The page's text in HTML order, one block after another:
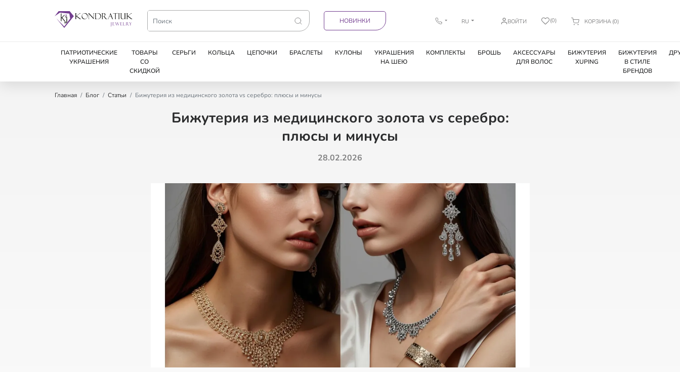
НОВИНКИ RU ВОЙТИ (0) КОРЗИНА (0)
ПАТРИОТИЧЕСКИЕ
УКРАШЕНИЯ
ТОВАРЫ
СО
СКИДКОЙ
СЕРЬГИ КОЛЬЦА ЦЕПОЧКИ БРАСЛЕТЫ КУЛОНЫ
УКРАШЕНИЯ
НА ШЕЮ
КОМПЛЕКТЫ БРОШЬ
АКСЕССУАРЫ
ДЛЯ ВОЛОС
БИЖУТЕРИЯ
XUPING
БИЖУТЕРИЯ
В СТИЛЕ
БРЕНДОВ
Главная Блог Статьи Бижутерия из медицинского золота vs серебро: плюсы и минусы
Бижутерия из медицинского золота vs серебро:
плюсы и минусы
28.02.2026